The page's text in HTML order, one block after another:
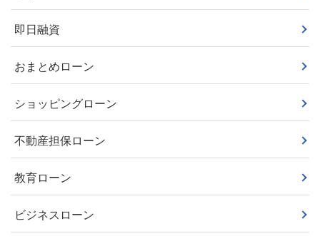
即日融資
おまとめローン
ショッピングローン
不動産担保ローン
教育ローン
ビジネスローン